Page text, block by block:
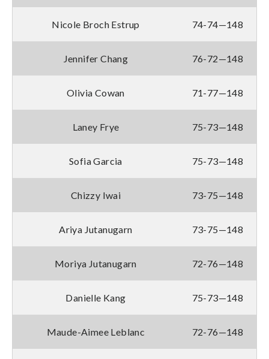
Nicole Broch Estrup 74-74—148
Jennifer Chang 76-72—148
Olivia Cowan 71-77—148
Laney Frye 75-73—148
Sofia Garcia 75-73—148
Chizzy Iwai 73-75—148
Ariya Jutanugarn 73-75—148
Moriya Jutanugarn 72-76—148
Danielle Kang 75-73—148
Maude-Aimee Leblanc 72-76—148